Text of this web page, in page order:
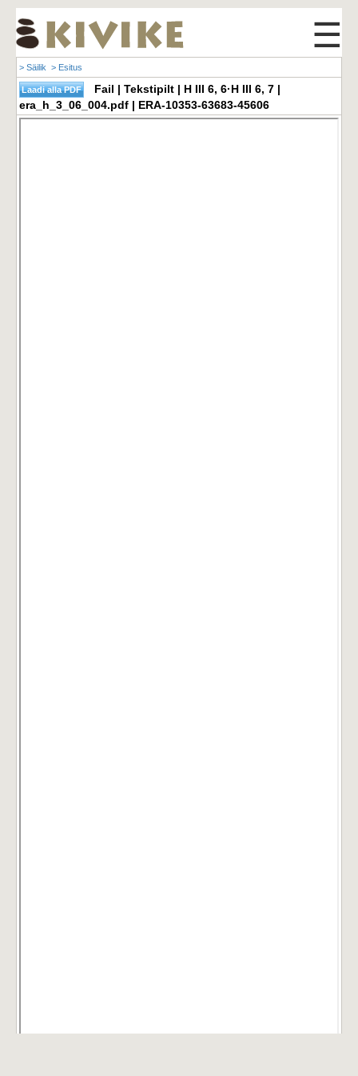
☰
> Säilik > Esitus
Fail | Tekstipilt | H III 6, 6·H III 6, 7 |
era_h_3_06_004.pdf | ERA-10353-63683-45606